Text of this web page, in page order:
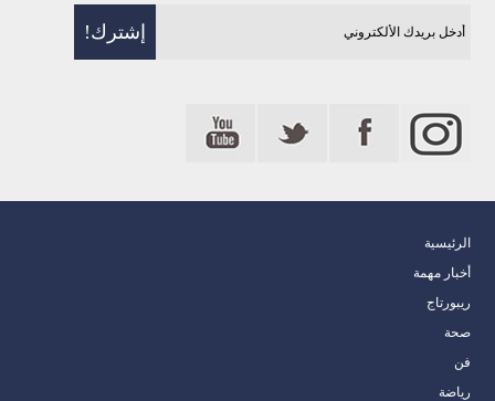
الرئيسية
أخبار مهمة
ريبورتاج
صحة
فن
رياضة